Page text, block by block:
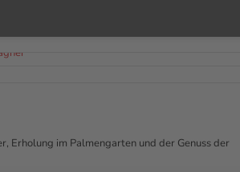
Erholung im Palmengarten und der Genuss der